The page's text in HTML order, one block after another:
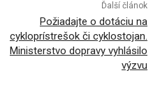
Ďalší článok
Požiadajte o dotáciu na
cykloprístrešok či cyklostojan.
Ministerstvo dopravy vyhlásilo
výzvu